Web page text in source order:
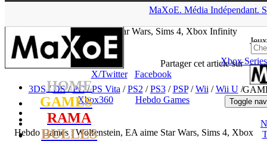
MaXoE. Média Indépendant.
HOME
GAMES
RAMA
BULLES
Jeux
Xbox
Toggle
Wolfenstein, EA aime Star Wars, Sims 4, Xbox Infinity
Partager cet article sur
X/Twitter
Facebook
3DS/DS/PC/PS Vita /PS2 /PS3/PSP/Wii /Wii U/
Xbox360
Hebdo Games
Hebdo Games : Wolfenstein, EA aime Star Wars, Sims 4, Xbox